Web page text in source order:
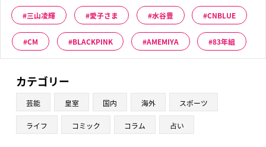
三山凌輝 愛子さま 水谷豊 CNBLUE
CM BLACKPINK AMEMIYA 83年組
カテゴリー
芸能 皇室 国内 海外 スポーツ
ライフ コミック コラム 占い